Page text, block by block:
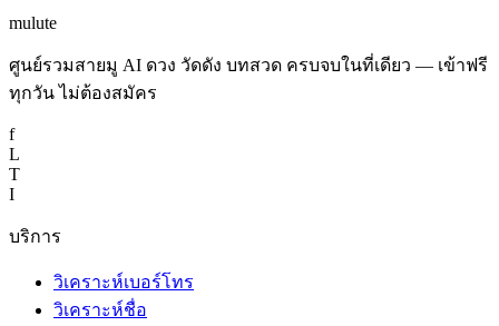
mulute
ศูนย์รวมสายมู AI ดวง วัดดัง บทสวด ครบจบในที่เดียว — เข้าฟรี
ทุกวัน ไม่ต้องสมัคร
f
L
T
I
บริการ
วิเคราะห์เบอร์โทร
วิเคราะห์ชื่อ